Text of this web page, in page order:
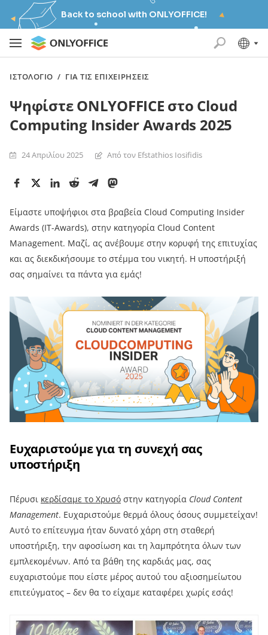
Back to school with ONLYOFFICE!
ΙΣΤΟΛΌΓΙΟ / ΓΙΑ ΤΙΣ ΕΠΙΧΕΙΡΉΣΕΙΣ
Ψηφίστε ONLYOFFICE στο Cloud
Computing Insider Awards 2025
24 Απριλίου 2025 Από τον Efstathios Iosifidis
Είμαστε υποψήφιοι στα βραβεία Cloud Computing Insider
Awards (IT-Awards), στην κατηγορία Cloud Content
Management. Μαζί, ας ανέβουμε στην κορυφή της επιτυχίας
και ας διεκδικήσουμε το στέμμα του νικητή. Η υποστήριξή
σας σημαίνει τα πάντα για εμάς!
Ευχαριστούμε για τη συνεχή σας
υποστήριξη
Πέρυσι κερδίσαμε το Χρυσό στην κατηγορία Cloud Content
Management. Ευχαριστούμε θερμά όλους όσους συμμετείχαν!
Αυτό το επίτευγμα ήταν δυνατό χάρη στη σταθερή
υποστήριξη, την αφοσίωση και τη λαμπρότητα όλων των
εμπλεκομένων. Από τα βάθη της καρδιάς μας, σας
ευχαριστούμε που είστε μέρος αυτού του αξιοσημείωτου
επιτεύγματος – δεν θα το είχαμε καταφέρει χωρίς εσάς!